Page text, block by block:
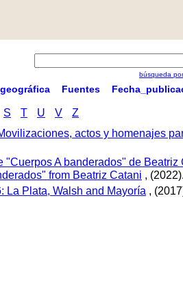
búsqueda
Fuentes
S T U V
Z
actos y homenajes
A banderados" de Beatriz
from Beatriz Catani , (2022).
La Plata, Walsh and Mayoría ,